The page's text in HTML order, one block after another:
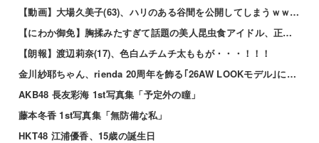
【動画】大場久美子(63)、ハリのある谷間を公開してしまうｗｗｗ 他
【にわか御免】胸揉みたすぎて話題の美人昆虫食アイドル、正体がこちらwwwwww 他
【朗報】渡辺莉奈(17)、色白ムチムチ太ももが・・・！！！
金川紗耶ちゃん、rienda 20周年を飾る｢26AW LOOKモデル｣に就任！！！【乃木坂46】
AKB48 長友彩海 1st写真集「予定外の瞳」
藤本冬香 1st写真集「無防備な私」
HKT48 江浦優香、15歳の誕生日